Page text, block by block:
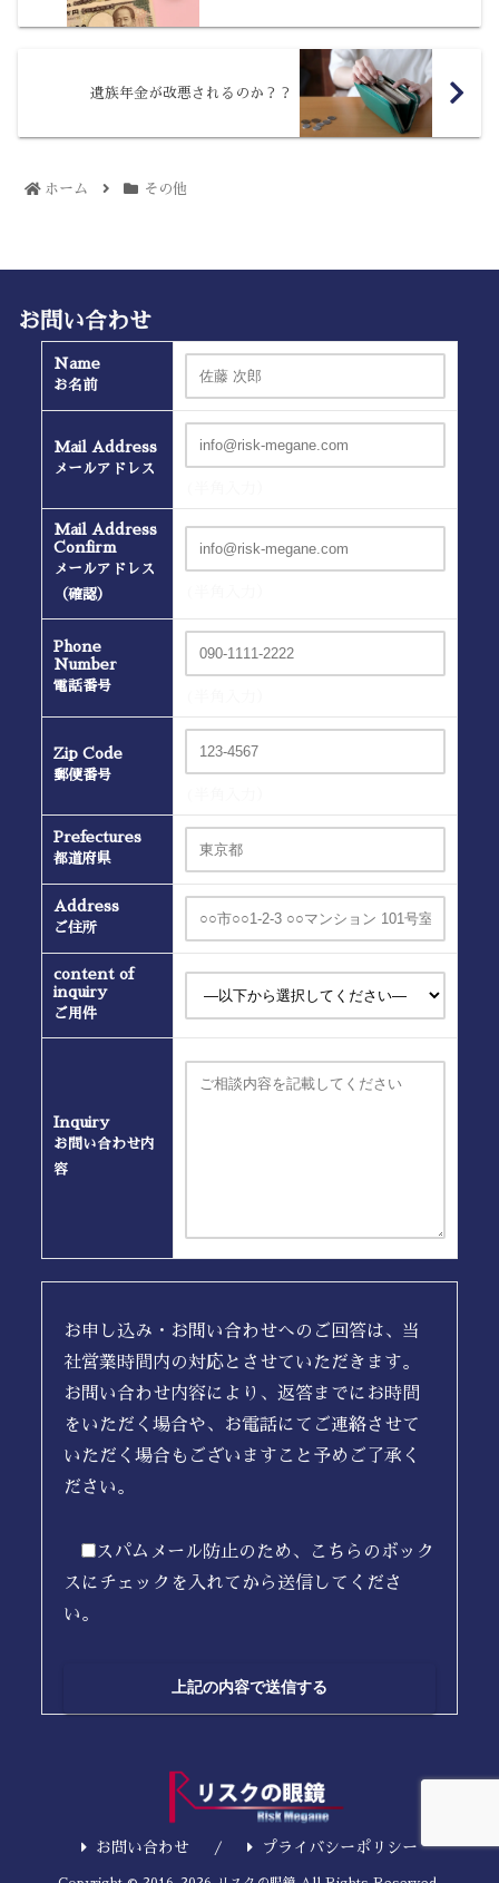
遺族年金が改悪されるのか？？
ホーム その他
お問い合わせ
Name
お名前
Mail Address
メールアドレス
Mail Address
Confirm
メールアドレス
（確認）
Phone
Number
電話番号
Zip Code
郵便番号
Prefectures
都道府県
Address
ご住所
content of
inquiry
ご用件
Inquiry
お問い合わせ内
容
お申し込み・お問い合わせへのご回答は、当
社営業時間内の対応とさせていただきます。
お問い合わせ内容により、返答までにお時間
をいただく場合や、お電話にてご連絡させて
いただく場合もございますこと予めご了承く
ださい。
スパムメール防止のため、こちらのボック
スにチェックを入れてから送信してくださ
い。
お問い合わせ プライバシーポリシー